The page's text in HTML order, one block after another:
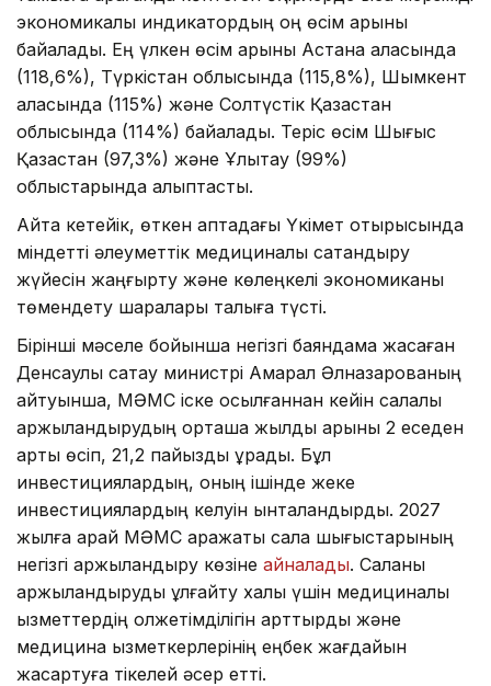
экономикалық индикатордың оң өсім қарқыны
байқалады. Ең үлкен өсім қарқыны Астана қаласында
(118,6%), Түркістан облысында (115,8%), Шымкент
қаласында (115%) және Солтүстік Қазақстан
облысында (114%) байқалады. Теріс өсім Шығыс
Қазақстан (97,3%) және Ұлытау (99%)
облыстарында қалыптасты.
Айта кетейік, өткен аптадағы Үкімет отырысында
міндетті әлеуметтік медициналық сақтандыру
жүйесін жаңғырту және көлеңкелі экономиканы
төмендету шаралары талқыға түсті.
Бірінші мәселе бойынша негізгі баяндама жасаған
Денсаулық сақтау министрі Ақмарал Әлназарованың
айтуынша, МӘМС іске қосылғаннан кейін салалық
қаржыландырудың орташа жылдық қарқыны 2 еседен
артық өсіп, 21,2 пайызды құрады. Бұл
инвестициялардың, оның ішінде жеке
инвестициялардың келуін ынталандырды. 2027
жылға қарай МӘМС қаражаты сала шығыстарының
негізгі қаржыландыру көзіне айналады. Саланы
қаржыландыруды ұлғайту халық үшін медициналық
қызметтердің қолжетімділігін арттырды және
медицина қызметкерлерінің еңбек жағдайын
жақсартуға тікелей әсер етті.